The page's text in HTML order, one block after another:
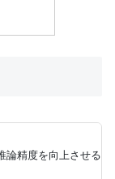
度を向上させるシ